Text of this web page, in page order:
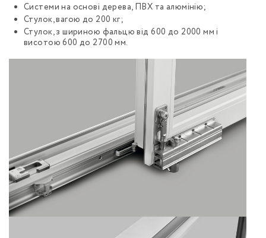
Системи на основі дерева, ПВХ та алюмінію;
Стулок, вагою до 200 кг;
Стулок, з шириною фальцю від 600 до 2000 мм і
висотою 600 до 2700 мм.